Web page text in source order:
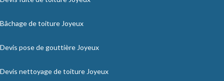
Bâchage de toiture Joyeux
Devis pose de gouttière Joyeux
Devis nettoyage de toiture Joyeux